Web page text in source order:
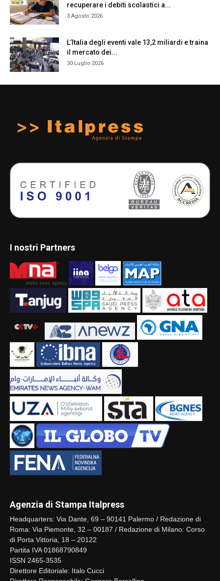
recuperare i debiti scolastici a...
3 Agosto 2026
L’Italia degli eventi vale 13,2 miliardi e traina
il mercato dei...
30 Luglio 2026
I nostri Partners
Agenzia di Stampa Italpress
Headquarters: Via Dante, 69 – 90141 Palermo / Redazione di
Roma: Via Piemonte, 32 – 00187 / Redazione di Milano: Corso
di Porta Vittoria, 18 – 20122
Partita IVA 01868790849
ISSN 2465-3535
Direttore Editoriale: Italo Cucci